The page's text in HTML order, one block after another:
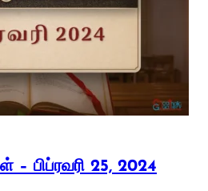
– பிப்ரவரி 25, 2024